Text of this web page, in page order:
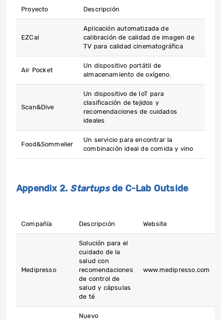
Proyecto Descripción
EZCal
Aplicación automatizada de
calibración de calidad de imagen de
TV para calidad cinematográfica
Air Pocket
Un dispositivo portátil de
almacenamiento de oxígeno.
Scan&Dive
Un dispositivo de IoT para
clasificación de tejidos y
recomendaciones de cuidados
ideales
Food&Sommelier
Un servicio para encontrar la
combinación ideal de comida y vino
Appendix 2. Startupsde C-Lab Outside
Compañía Descripción Website
Medipresso
Solución para el
cuidado de la
salud con
recomendaciones
de control de
salud y cápsulas
de té
www.medipresso.com
Nuevo